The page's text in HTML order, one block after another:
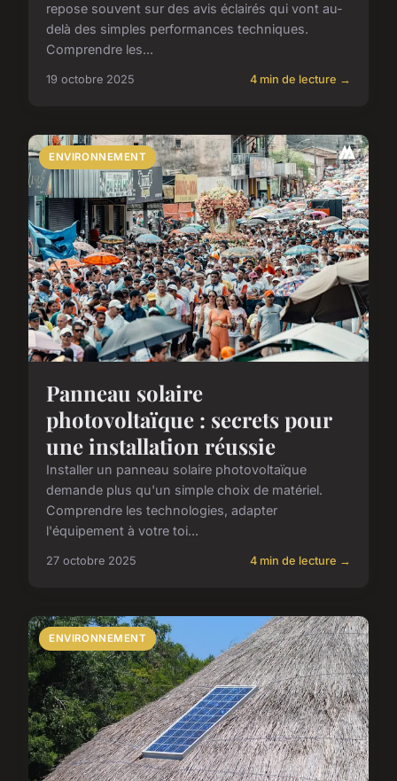
repose souvent sur des avis éclairés qui vont au-
delà des simples performances techniques.
Comprendre les...
19 octobre 2025 4 min de lecture →
ENVIRONNEMENT
Panneau solaire
photovoltaïque : secrets pour
une installation réussie
Installer un panneau solaire photovoltaïque
demande plus qu'un simple choix de matériel.
Comprendre les technologies, adapter
l'équipement à votre toi...
27 octobre 2025 4 min de lecture →
ENVIRONNEMENT